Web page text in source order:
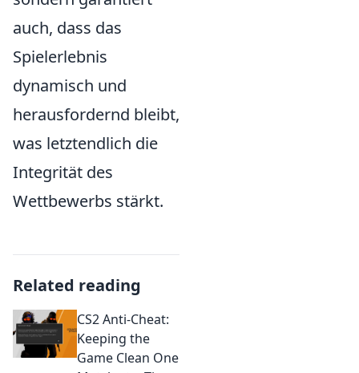
auch, dass das
Spielerlebnis
dynamisch und
herausfordernd bleibt,
was letztendlich die
Integrität des
Wettbewerbs stärkt.
Related reading
CS2 Anti-Cheat:
Keeping the
Game Clean One